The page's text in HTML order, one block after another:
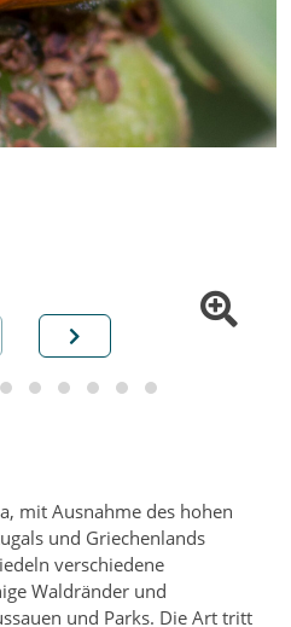
mit Ausnahme des hohen
und Griechenlands
verschiedene
Waldränder und
und Parks. Die Art tritt